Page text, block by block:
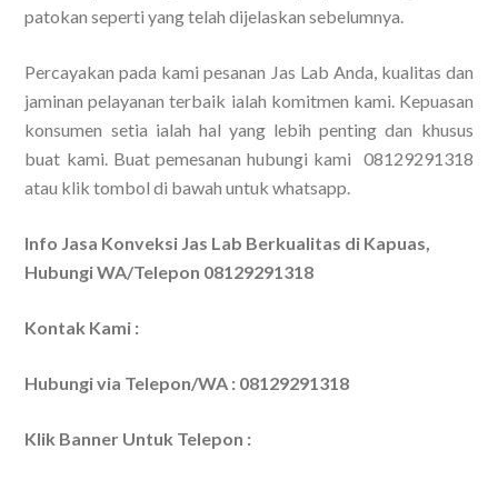
patokan seperti yang telah dijelaskan sebelumnya.
Percayakan pada kami pesanan Jas Lab Anda, kualitas dan
jaminan pelayanan terbaik ialah komitmen kami. Kepuasan
konsumen setia ialah hal yang lebih penting dan khusus
buat kami. Buat pemesanan hubungi kami 08129291318
atau klik tombol di bawah untuk whatsapp.
Info Jasa Konveksi Jas Lab Berkualitas di Kapuas,
Hubungi WA/Telepon 08129291318
Kontak Kami :
Hubungi via Telepon/WA : 08129291318
Klik Banner Untuk Telepon :